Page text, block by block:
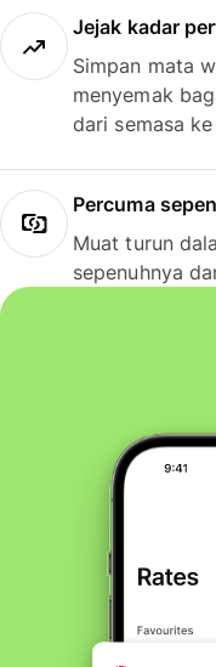
Jejak kadar
Simpan mata
menyemak
dari semasa ke
Percuma
Muat turun
sepenuhnya